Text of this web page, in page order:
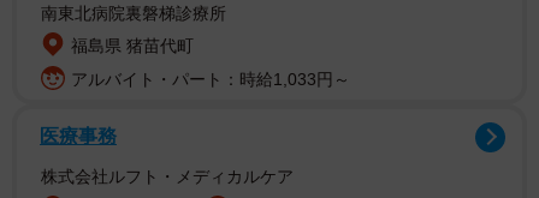
南東北病院裏磐梯診療所
福島県 猪苗代町
アルバイト・パート：時給1,033円～
医療事務
株式会社ルフト・メディカルケア